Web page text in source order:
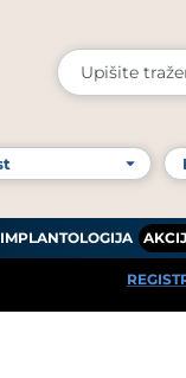
IMPLANTOLOGIJA